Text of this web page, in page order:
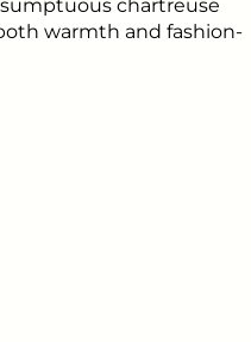
chartreuse
warmth and fashion-